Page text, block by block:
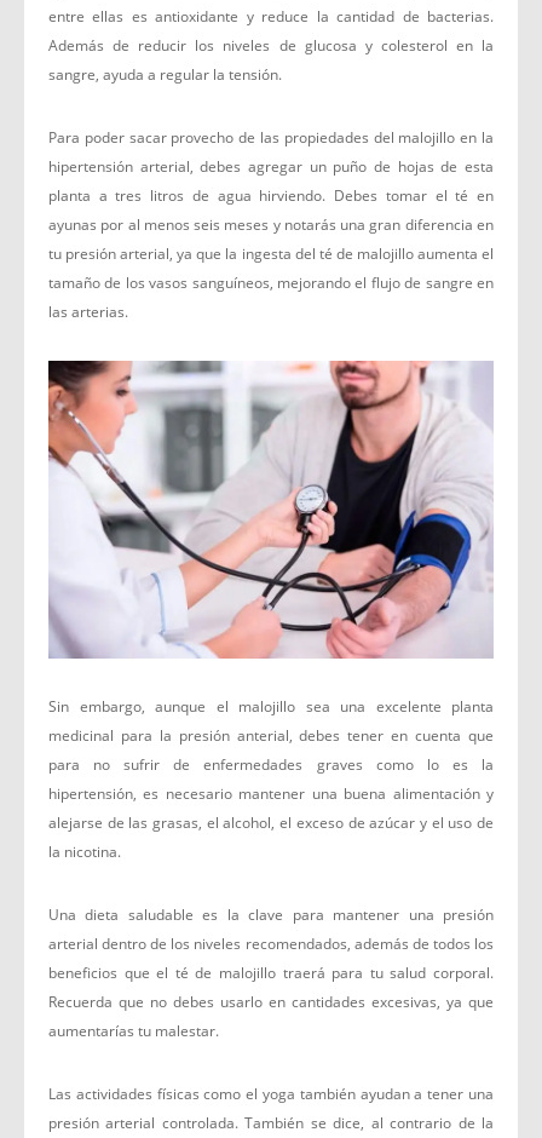
entre ellas es antioxidante y reduce la cantidad de bacterias.
Además de reducir los niveles de glucosa y colesterol en la
sangre, ayuda a regular la tensión.
Para poder sacar provecho de las propiedades del malojillo en la
hipertensión arterial, debes agregar un puño de hojas de esta
planta a tres litros de agua hirviendo. Debes tomar el té en
ayunas por al menos seis meses y notarás una gran diferencia en
tu presión arterial, ya que la ingesta del té de malojillo aumenta el
tamaño de los vasos sanguíneos, mejorando el flujo de sangre en
las arterias.
Sin embargo, aunque el malojillo sea una excelente planta
medicinal para la presión anterial, debes tener en cuenta que
para no sufrir de enfermedades graves como lo es la
hipertensión, es necesario mantener una buena alimentación y
alejarse de las grasas, el alcohol, el exceso de azúcar y el uso de
la nicotina.
Una dieta saludable es la clave para mantener una presión
arterial dentro de los niveles recomendados, además de todos los
beneficios que el té de malojillo traerá para tu salud corporal.
Recuerda que no debes usarlo en cantidades excesivas, ya que
aumentarías tu malestar.
Las actividades físicas como el yoga también ayudan a tener una
presión arterial controlada. También se dice, al contrario de la